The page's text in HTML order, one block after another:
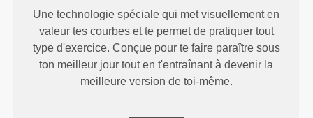
Une technologie spéciale qui met visuellement en
valeur tes courbes et te permet de pratiquer tout
type d'exercice. Conçue pour te faire paraître sous
ton meilleur jour tout en t'entraînant à devenir la
meilleure version de toi-même.